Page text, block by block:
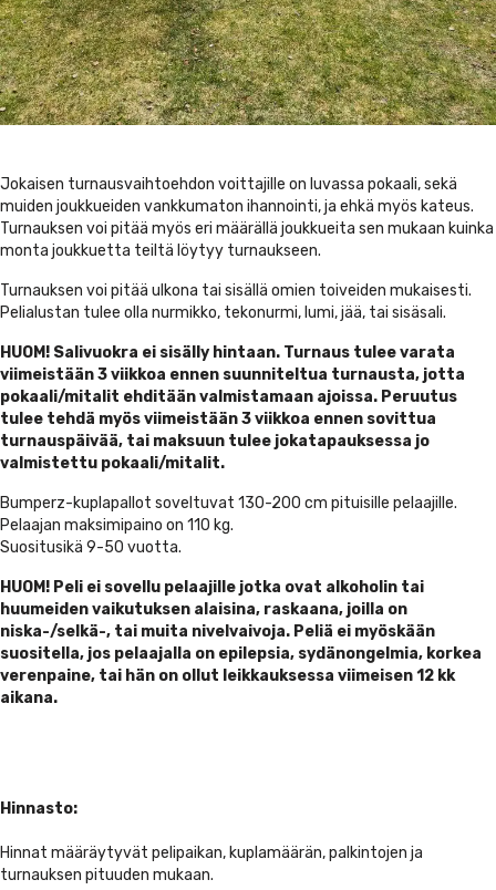
Jokaisen turnausvaihtoehdon voittajille on luvassa pokaali, sekä
muiden joukkueiden vankkumaton ihannointi, ja ehkä myös kateus.
Turnauksen voi pitää myös eri määrällä joukkueita sen mukaan kuinka
monta joukkuetta teiltä löytyy turnaukseen.
Turnauksen voi pitää ulkona tai sisällä omien toiveiden mukaisesti.
Pelialustan tulee olla nurmikko, tekonurmi, lumi, jää, tai sisäsali.
HUOM! Salivuokra ei sisälly hintaan. Turnaus tulee varata
viimeistään 3 viikkoa ennen suunniteltua turnausta, jotta
pokaali/mitalit ehditään valmistamaan ajoissa. Peruutus
tulee tehdä myös viimeistään 3 viikkoa ennen sovittua
turnauspäivää, tai maksuun tulee jokatapauksessa jo
valmistettu pokaali/mitalit.
Bumperz-kuplapallot soveltuvat 130-200 cm pituisille pelaajille.
Pelaajan maksimipaino on 110 kg.
Suositusikä 9-50 vuotta.
HUOM! Peli ei sovellu pelaajille jotka ovat alkoholin tai
huumeiden vaikutuksen alaisina, raskaana, joilla on
niska-/selkä-, tai muita nivelvaivoja. Peliä ei myöskään
suositella, jos pelaajalla on epilepsia, sydänongelmia, korkea
verenpaine, tai hän on ollut leikkauksessa viimeisen 12 kk
aikana.
Hinnasto:
Hinnat määräytyvät pelipaikan, kuplamäärän, palkintojen ja
turnauksen pituuden mukaan.